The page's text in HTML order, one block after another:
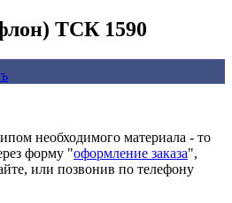
ТСК 1590
необходимого материала - то
форму "оформление заказа",
или позвонив по телефону